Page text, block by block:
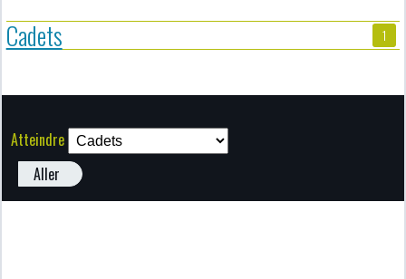
Cadets 1
Atteindre
Aller